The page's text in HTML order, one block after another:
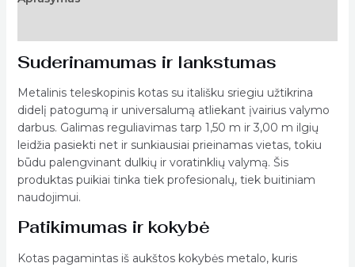
Suderinamumas ir lankstumas
Metalinis teleskopinis kotas su itališku sriegiu užtikrina
didelį patogumą ir universalumą atliekant įvairius valymo
darbus. Galimas reguliavimas tarp 1,50 m ir 3,00 m ilgių
leidžia pasiekti net ir sunkiausiai prieinamas vietas, tokiu
būdu palengvinant dulkių ir voratinklių valymą. Šis
produktas puikiai tinka tiek profesionalų, tiek buitiniam
naudojimui.
Patikimumas ir kokybė
Kotas pagamintas iš aukštos kokybės metalo, kuris